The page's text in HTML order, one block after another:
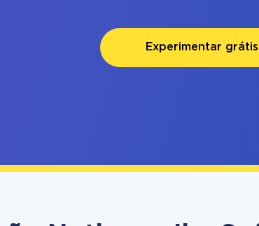
Experimentar grátis